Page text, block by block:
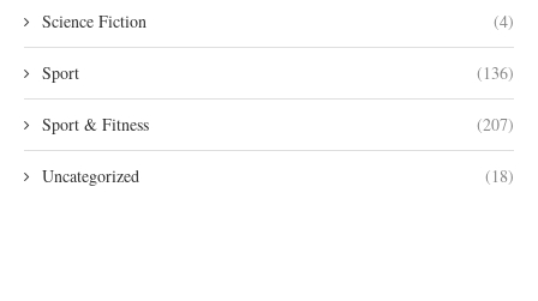
Science Fiction (4)
Sport (136)
Sport & Fitness (207)
Uncategorized (18)